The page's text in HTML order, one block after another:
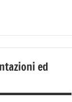
ed